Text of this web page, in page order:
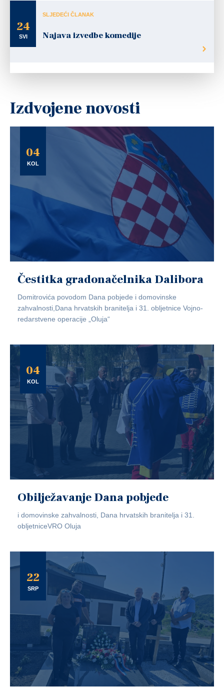
24
SVI
SLJEDEĆI ČLANAK
Najava izvedbe komedije
Izdvojene novosti
04
KOL
Čestitka gradonačelnika Dalibora
Domitrovića povodom Dana pobjede i domovinske
zahvalnosti,Dana hrvatskih branitelja i 31. obljetnice Vojno-
redarstvene operacije „Oluja“
04
KOL
Obilježavanje Dana pobjede
i domovinske zahvalnosti, Dana hrvatskih branitelja i 31.
obljetniceVRO Oluja
22
SRP